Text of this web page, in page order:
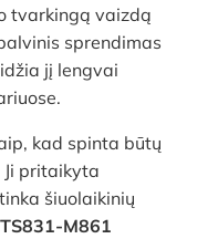
tvarkingą vaizdą
sprendimas
jį lengvai
kad spinta būtų
pritaikyta
šiuolaikinių
M861